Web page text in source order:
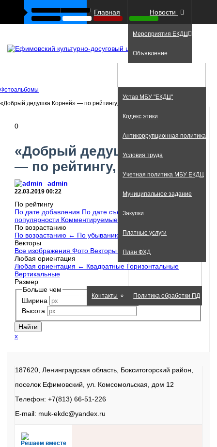
Главная Новости
Мероприятия ЕКДЦ
Объявление
Устав МБУ "ЕКДЦ"
Кодекс этики
Антикоррупционная политика
Условия труда
Учетная политика МБУ ЕКДЦ
Муниципальное задание
Закупки
Платные услуги
План ФХД
Контакты Политика обработки ПД
Фотоальбомы
«Добрый дедушка Корней» — по рейтингу, векторы
0
«Добрый дедушка Корней»
— по рейтингу, векторы
admin
22.03.2019 00:22
По рейтингу
По дате добавления По дате съёмкиПо рейтингу
популярности Комментируемые
По возрастанию
По возрастанию ← По убыванию
Векторы
Все изображения Фото Векторы ← Иллюстрации
Любая ориентация
Любая ориентация ← Квадратные Горизонтальные
Вертикальные
Размер
Больше чем
Ширина
Высота
x
187620, Ленинградская область, Бокситогорский район,
поселок Ефимовский, ул. Комсомольская, дом 12
Телефон: +7(813) 66-51-226
E-mail: muk-ekdc@yandex.ru
Решаем вместе